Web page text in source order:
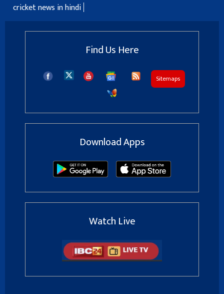
cricket news in hindi
Find Us Here
Sitemaps
Download Apps
Watch Live